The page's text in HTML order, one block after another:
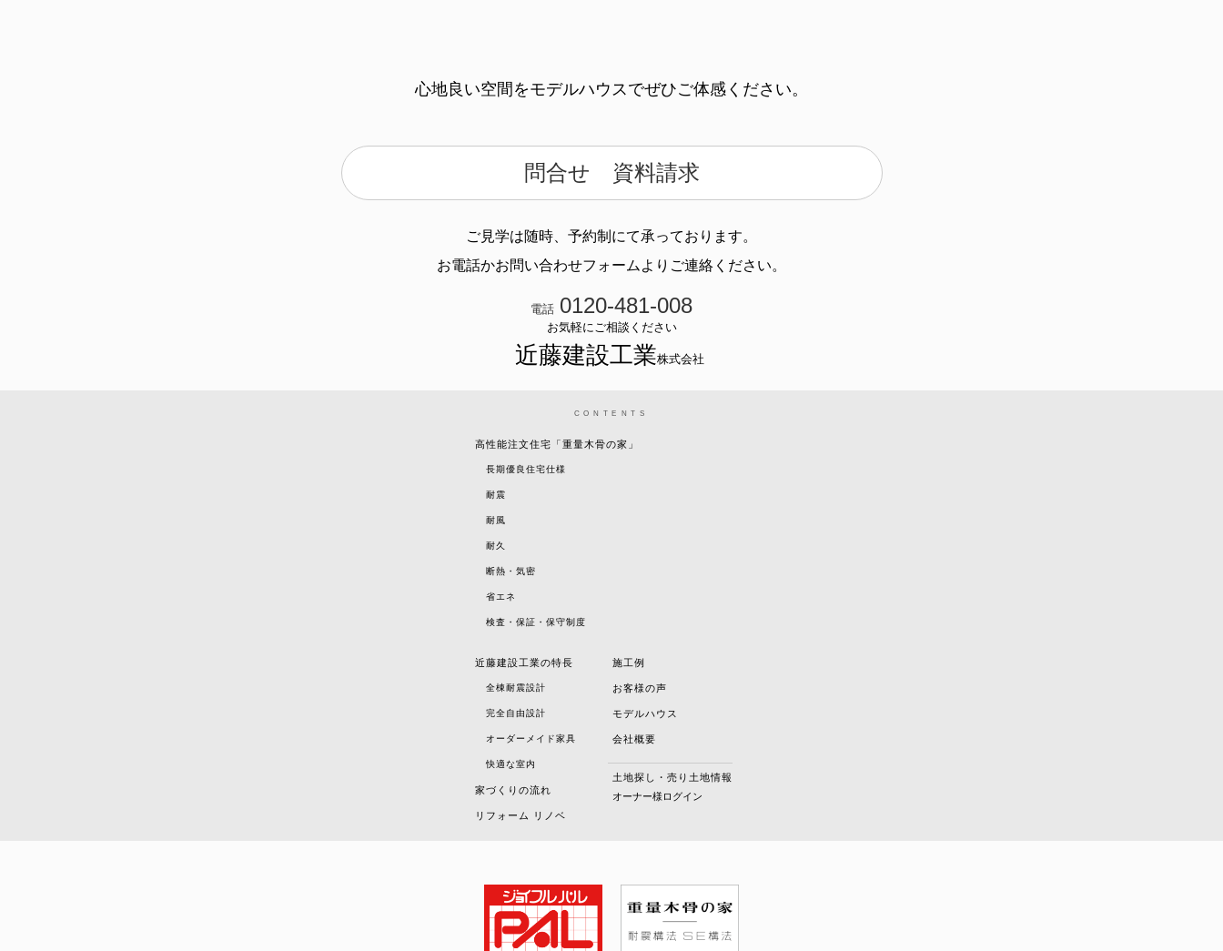
心地良い空間をモデルハウスでぜひご体感ください。
問合せ 資料請求
ご見学は随時、予約制にて承っております。
お電話かお問い合わせフォームよりご連絡ください。
電話 0120-481-008
お気軽にご相談ください
近藤建設工業株式会社
CONTENTS
高性能注文住宅「重量木骨の家」
長期優良住宅仕様
耐震
耐風
耐久
断熱・気密
省エネ
検査・保証・保守制度
近藤建設工業の特長
全棟耐震設計
完全自由設計
オーダーメイド家具
快適な室内
家づくりの流れ
リフォーム リノベ
施工例
お客様の声
モデルハウス
会社概要
土地探し・売り土地情報
オーナー様ログイン